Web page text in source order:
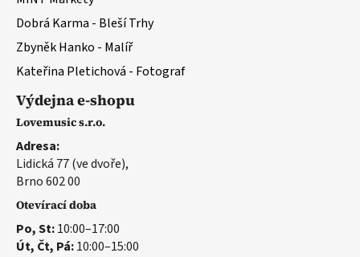
Dobrá Karma - Bleší Trhy
Zbyněk Hanko - Malíř
Kateřina Pletichová - Fotograf
Výdejna e-shopu
Lovemusic s.r.o.
Adresa:
Lidická 77 (ve dvoře),
Brno 602 00
Otevírací doba
Po, St:10:00–17:00
Út, Čt, Pá:10:00–15:00